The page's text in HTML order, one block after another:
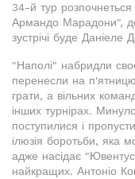
34-й тур розпочнеться
Армандо Марадони",
зустрічі буде Даніеле
"Наполі" набридли
перенесли на
грати, а вільних
інших турнірах.
поступилися і
ілюзія боротьби, яка
адже насідає
найкращих. Антоніо